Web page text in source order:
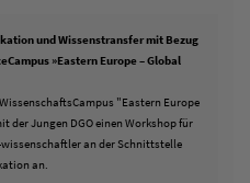
und Wissenstransfer mit Bezug
»Eastern Europe – Global
"Eastern Europe
der Jungen DGO einen Workshop für
an der Schnittstelle
an.